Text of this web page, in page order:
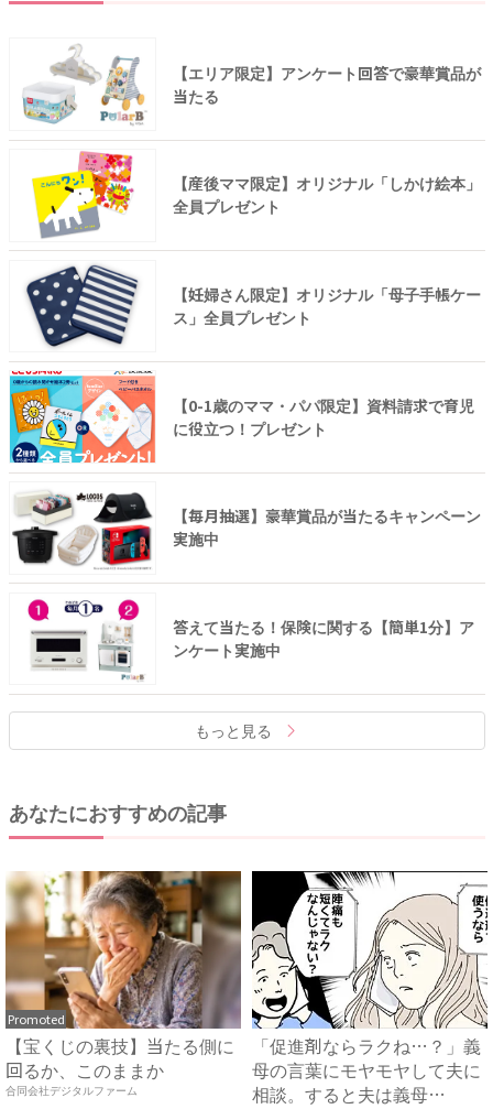
【エリア限定】アンケート回答で豪華賞品が
当たる
【産後ママ限定】オリジナル「しかけ絵本」
全員プレゼント
【妊婦さん限定】オリジナル「母子手帳ケー
ス」全員プレゼント
【0-1歳のママ・パパ限定】資料請求で育児
に役立つ！プレゼント
【毎月抽選】豪華賞品が当たるキャンペーン
実施中
答えて当たる！保険に関する【簡単1分】ア
ンケート実施中
もっと見る
あなたにおすすめの記事
Promoted
【宝くじの裏技】当たる側に
回るか、このままか
合同会社デジタルファーム
「促進剤ならラクね…？」義
母の言葉にモヤモヤして夫に
相談。すると夫は義母